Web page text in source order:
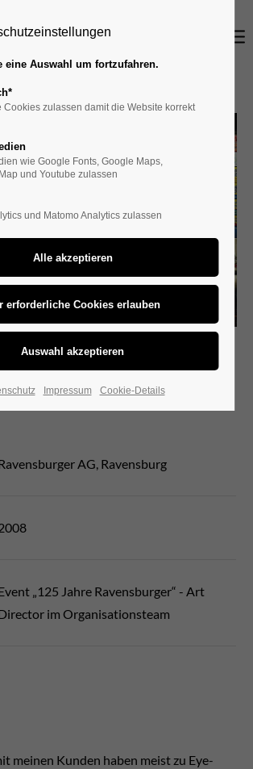
password?
dolor sit amet:
for our customers
Suite 600
AG, Ravensburg
„125 Jahre Ravensburger“ - Art
im Organisationsteam
meinen Kunden haben meist zu Eye-
eine Auswahl um fortzufahren.
Cookies zulassen damit die Website korrekt
wie Google Fonts, Google Maps,
und Youtube zulassen
und Matomo Analytics zulassen
Impressum Cookie-Details